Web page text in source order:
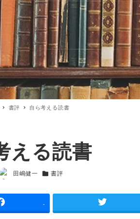
書評 自ら考える読書
える読書
田嶋健一
カテゴリー
書評
-